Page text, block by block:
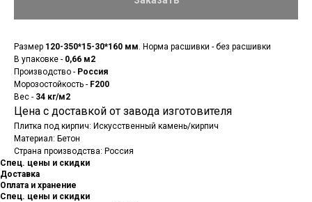
Размер 120-350*15-30*160 мм . Норма расшивки - без расшивки
В упаковке - 0,66 м2
Производство - Россия
Морозостойкость - F200
Вес - 34 кг/м2
Цена с доставкой от завода изготовителя
Плитка под кирпич: Искусственный камень/кирпич
Материал: Бетон
Страна производства: Россия
Спец. цены и скидки
Доставка
Оплата и хранение
Спец. цены и скидки